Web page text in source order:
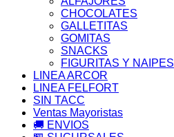
CHOCOLATES
GALLETITAS
GOMITAS
SNACKS
FIGURITAS Y NAIPES
LINEA ARCOR
LINEA FELFORT
SIN TACC
Ventas Mayoristas
🚚 ENVIOS